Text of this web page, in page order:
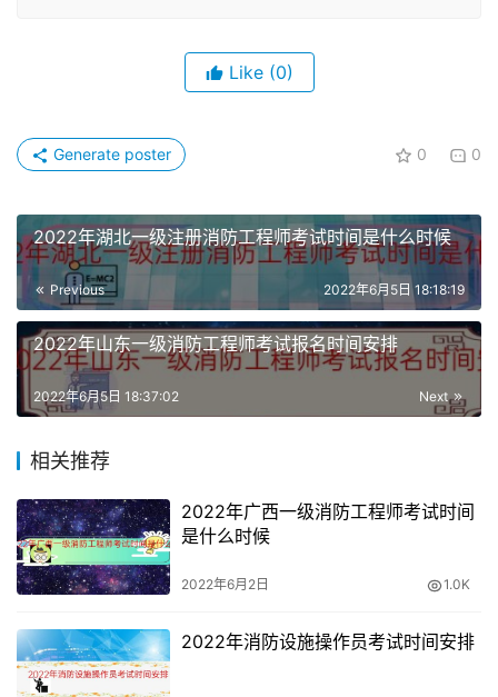
作满2年;或者取得消防工程相关专业大学专科学历，从事消
防安全技术工作满3年。
3、取得消防工程专业大学本科学历或者学位，从事消防安
全技术工作满1年;或者取得消防工程相关专业大学本科学历
4、取得其他专业相应学历或者学位的人员，其从事消防安
全技术工作年限相应增加1年。
北京二级消防工程师报考流程
1、网上填报信息：
二级消防工程师网上报名，考生须在规定时间内登录报名网
二级消防工程师报名入口各省不统一，按照执业资格考试惯
例，二级消防工程师报名入口应为各地人事考试中心网站或
中国人事考试网，部分省份可能会要求现场报名，具体二级
消防工程师报名入口请以官方开始公告为准。
2、现场资格审核：
Like (0)
0 0
Generate poster
2022年湖北一级注册消防工程师考试时间是什么时候
Previous 2022年6月5日 18:18:19
2022年山东一级消防工程师考试报名时间安排
Next
2022年6月5日 18:37:02
相关推荐
2022年广西一级消防工程师考试时间
是什么时候
2022年6月2日 1.0K
2022年消防设施操作员考试时间安排